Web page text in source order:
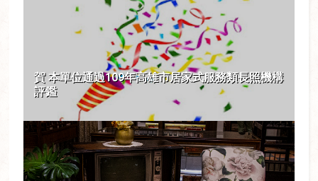
賀 本單位通過109年高雄市居家式服務類長照機構
評鑑